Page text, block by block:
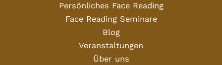
Persönliches Face Reading
Face Reading Seminare
Blog
Veranstaltungen
Über uns